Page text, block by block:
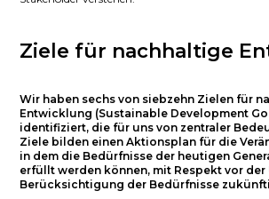
Ziele für nachhaltige
Wir haben sechs von siebzehn Zielen für
Entwicklung (Sustainable Development
identifiziert, die für uns von zentraler
Ziele bilden einen Aktionsplan für die
in dem die Bedürfnisse der heutigen
erfüllt werden können, mit Respekt vor der
Berücksichtigung der Bedürfnisse